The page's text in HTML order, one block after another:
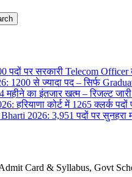
पदों पर सरकारी Telecom Officer
1200 से ज्यादा पद – सिर्फ
का इंतजार खत्म – रिजल्ट जारी
हरियाणा कोर्ट में 1265 क्लर्क
2026: 3,951 पदों पर सुनहरा
Admit Card & Syllabus, Govt